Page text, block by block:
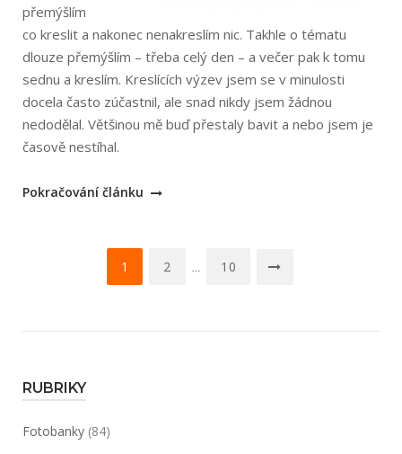
přemýšlím
co kreslit a nakonec nenakreslím nic. Takhle o tématu
dlouze přemýšlím – třeba celý den – a večer pak k tomu
sednu a kreslím. Kreslících výzev jsem se v minulosti
docela často zúčastnil, ale snad nikdy jsem žádnou
nedodělal. Většinou mě buď přestaly bavit a nebo jsem je
časově nestíhal.
„Inktober
Pokračování článku
Navigace1 2 … 10
RUBRIKY
Fotobanky (84)